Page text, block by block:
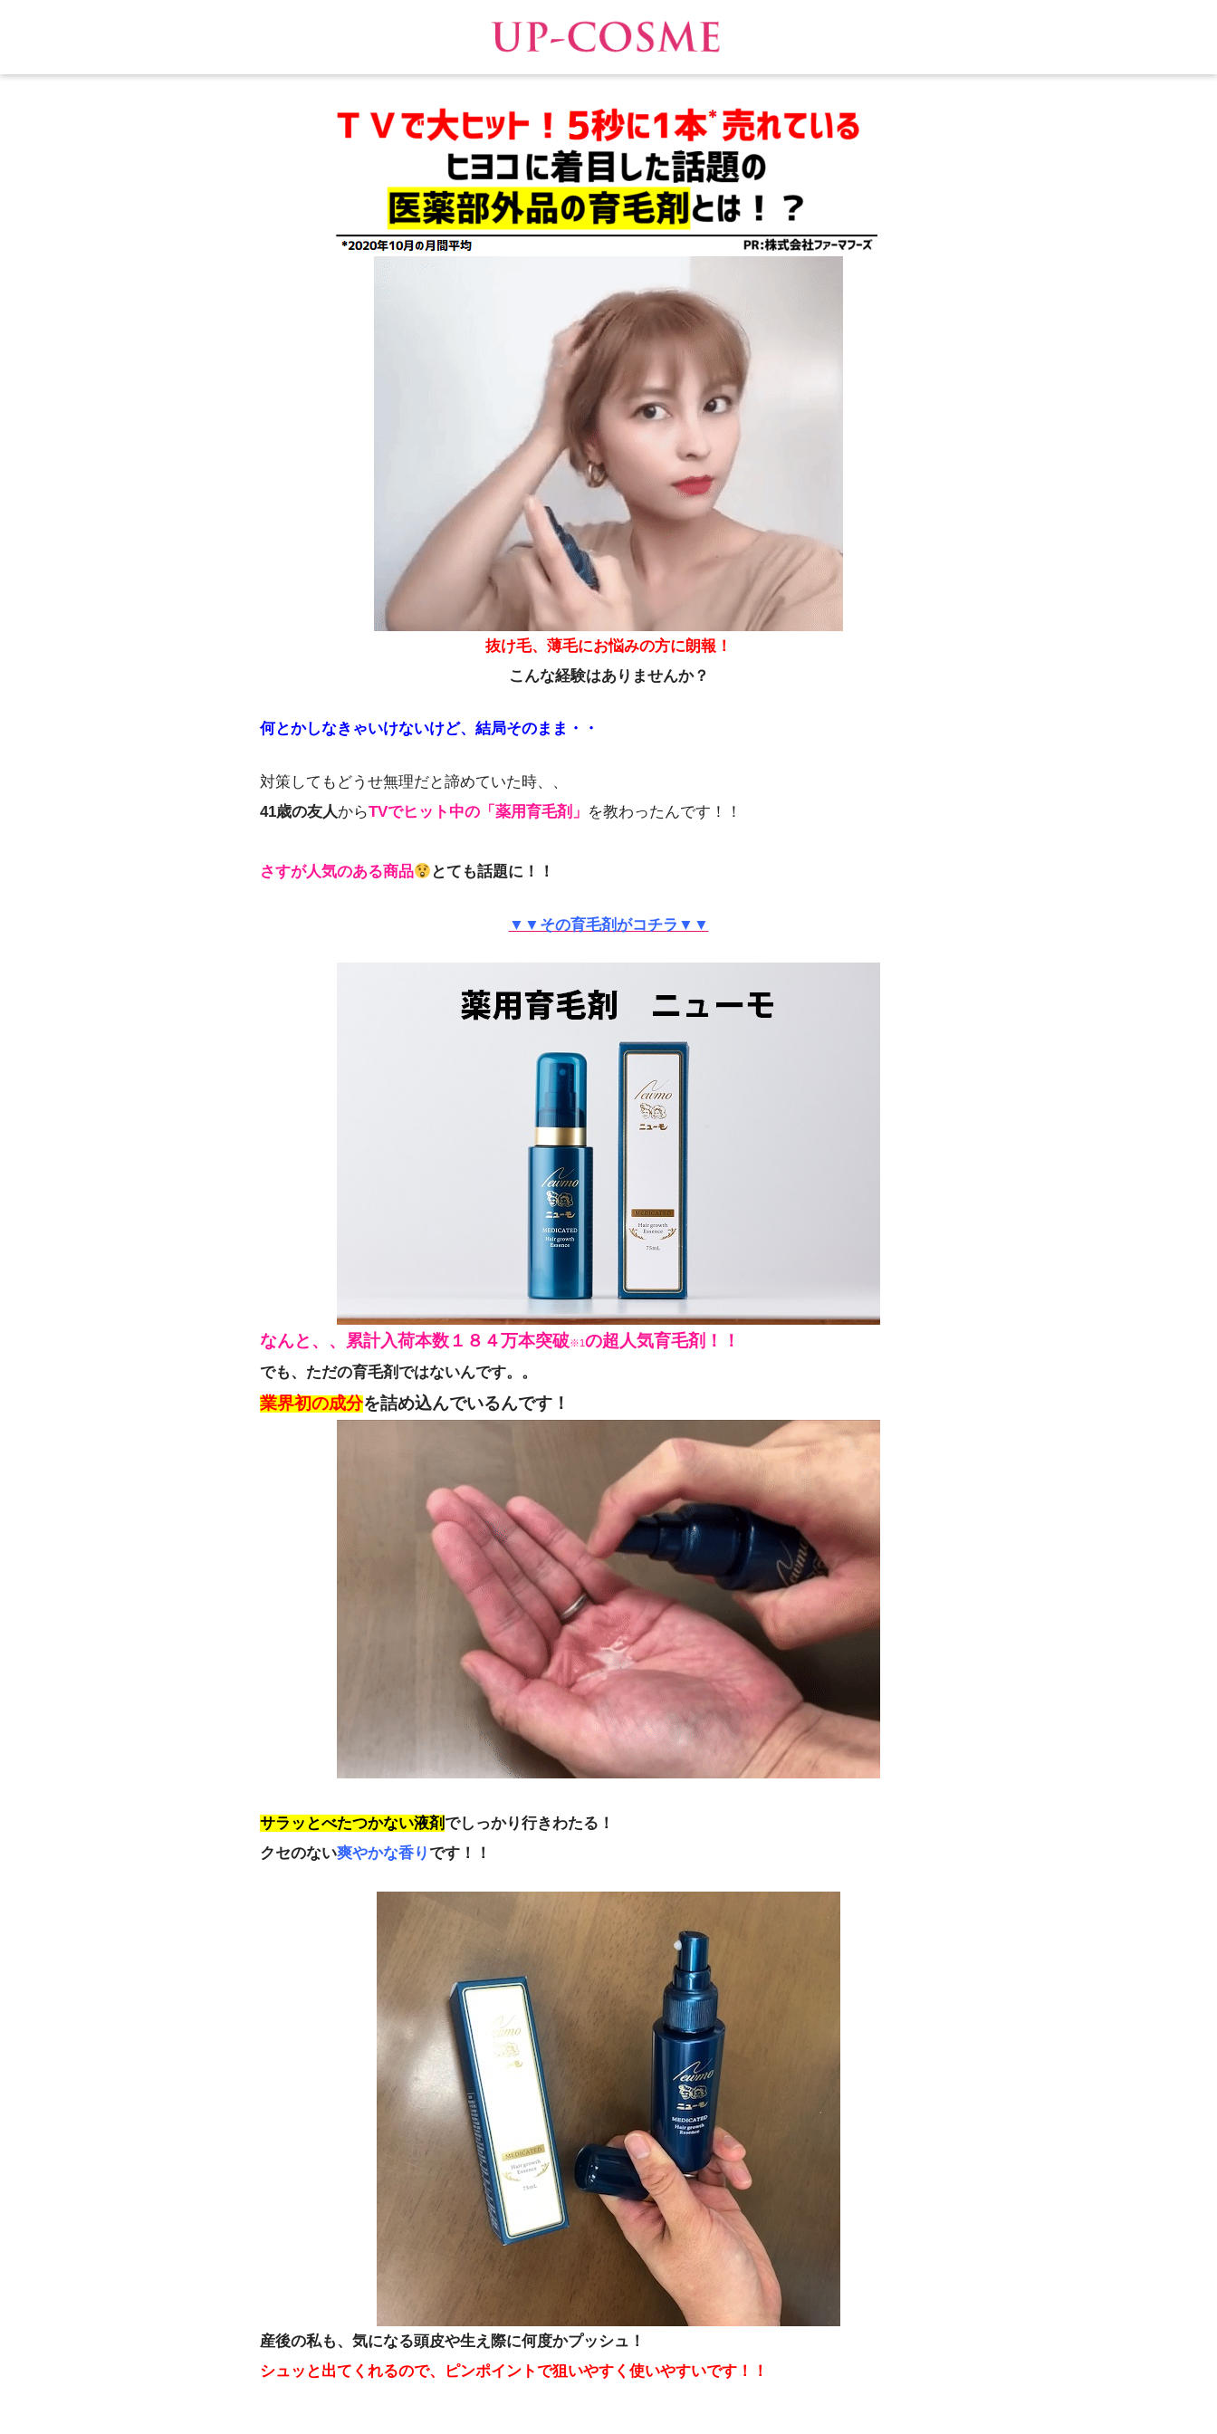
抜け毛、薄毛にお悩みの方に朗報！
こんな経験はありませんか？
何とかしなきゃいけないけど、結局そのまま・・
対策してもどうせ無理だと諦めていた時、、
41歳の友人からTVでヒット中の「薬用育毛剤」 を教わったんです！！
さすが人気のある商品 とても話題に ！！
▼▼その育毛剤がコチラ▼▼
なんと、、累計入荷本数１８４万本突破※1 の超人気育毛剤！！
でも、ただの育毛剤ではないんです。。
業界初の成分を詰め込んでいるんです！
サラッとべたつかない液剤でしっかり行きわたる！
クセのない爽やかな香りです！！
産後の私も、気になる頭皮や生え際に何度かプッシュ！
シュッと出てくれるので、ピンポイントで狙いやすく使いやすいです！！